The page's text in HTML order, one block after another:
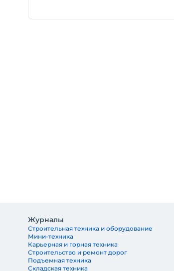
Журналы
Строительная техника и оборудование
Мини-техника
Карьерная и горная техника
Строительство и ремонт дорог
Подъемная техника
Складская техника